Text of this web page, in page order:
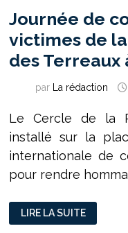
Journée de
victimes de
des Terreaux
par La rédaction
Le Cercle de la
installé sur la
internationale de
pour rendre
JOURNÉE
DE
COMMÉMORATION
LIRE LA SUITE